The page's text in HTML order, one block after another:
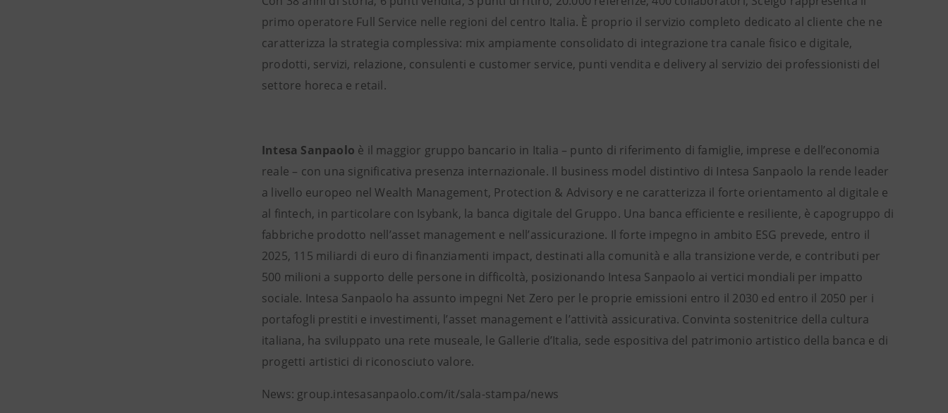
primo operatore Full Service nelle regioni del centro Italia. È proprio il servizio completo dedicato al cliente che ne
caratterizza la strategia complessiva: mix ampiamente consolidato di integrazione tra canale fisico e digitale,
prodotti, servizi, relazione, consulenti e customer service, punti vendita e delivery al servizio dei professionisti del
settore horeca e retail.
Intesa Sanpaolo è il maggior gruppo bancario in Italia – punto di riferimento di famiglie, imprese e dell’economia
reale – con una significativa presenza internazionale. Il business model distintivo di Intesa Sanpaolo la rende leader
a livello europeo nel Wealth Management, Protection & Advisory e ne caratterizza il forte orientamento al digitale e
al fintech, in particolare con Isybank, la banca digitale del Gruppo. Una banca efficiente e resiliente, è capogruppo di
fabbriche prodotto nell’asset management e nell’assicurazione. Il forte impegno in ambito ESG prevede, entro il
2025, 115 miliardi di euro di finanziamenti impact, destinati alla comunità e alla transizione verde, e contributi per
500 milioni a supporto delle persone in difficoltà, posizionando Intesa Sanpaolo ai vertici mondiali per impatto
sociale. Intesa Sanpaolo ha assunto impegni Net Zero per le proprie emissioni entro il 2030 ed entro il 2050 per i
portafogli prestiti e investimenti, l’asset management e l’attività assicurativa. Convinta sostenitrice della cultura
italiana, ha sviluppato una rete museale, le Gallerie d’Italia, sede espositiva del patrimonio artistico della banca e di
progetti artistici di riconosciuto valore.
News: group.intesasanpaolo.com/it/sala-stampa/news